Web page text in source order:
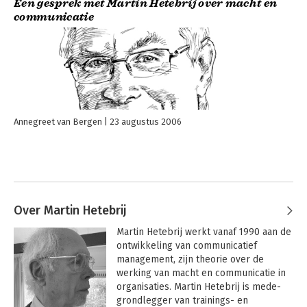
Een gesprek met Martin Hetebrij over macht en
communicatie
Annegreet van Bergen 23 augustus 2006
Over Martin Hetebrij
Martin Hetebrij werkt vanaf 1990 aan de
ontwikkeling van communicatief
management, zijn theorie over de
werking van macht en communicatie in
organisaties. Martin Hetebrij is mede-
grondlegger van trainings- en